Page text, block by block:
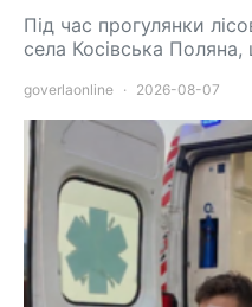
Під час прогулянки
села Косівська
goverlaonline 2026-08-07